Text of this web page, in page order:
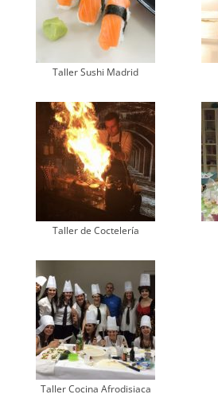
Taller Sushi Madrid
Taller de Coctelería
Taller Cocina Afrodisiaca